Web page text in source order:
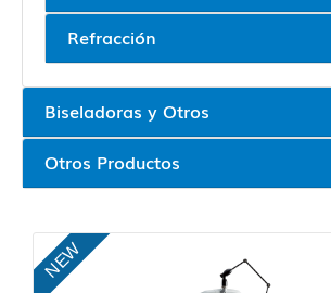
Refracción
Biseladoras y Otros
Otros Productos
NEW